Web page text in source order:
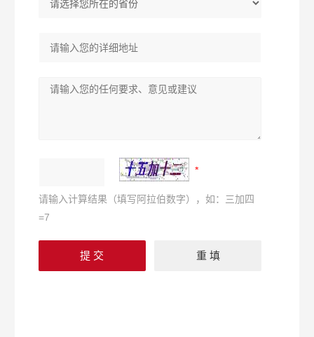
请输入计算结果（填写阿拉伯数字），如：三加四
=7